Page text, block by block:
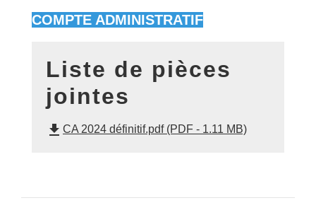
COMPTE ADMINISTRATIF
Liste de pièces
jointes
file_download CA 2024 définitif.pdf (PDF - 1.11 MB)